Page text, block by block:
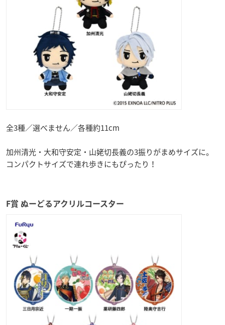
全3種／選べません／各種約11cm
加州清光・大和守安定・山姥切長義の3振りがまめサイズに。
コンパクトサイズで連れ歩きにもぴったり！
F賞 ぬーどるアクリルコースター